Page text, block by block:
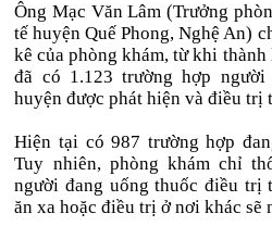
Ông Mạc Văn Lâm (Trưởng
tế huyện Quế Phong, Nghệ An)
kê của phòng khám, từ khi
đã có 1.123 trường hợp
huyện được phát hiện và điều trị
Hiện tại có 987 trường hợp
Tuy nhiên, phòng khám chỉ
người đang uống thuốc điều trị
ăn xa hoặc điều trị ở nơi khác sẽ